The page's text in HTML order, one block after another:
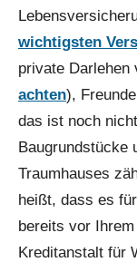
wichtigsten
private Darlehen
achten),
das ist noch
Baugrundstücke
Traumhauses
heißt, dass es
bereits vor
Kreditanstalt für